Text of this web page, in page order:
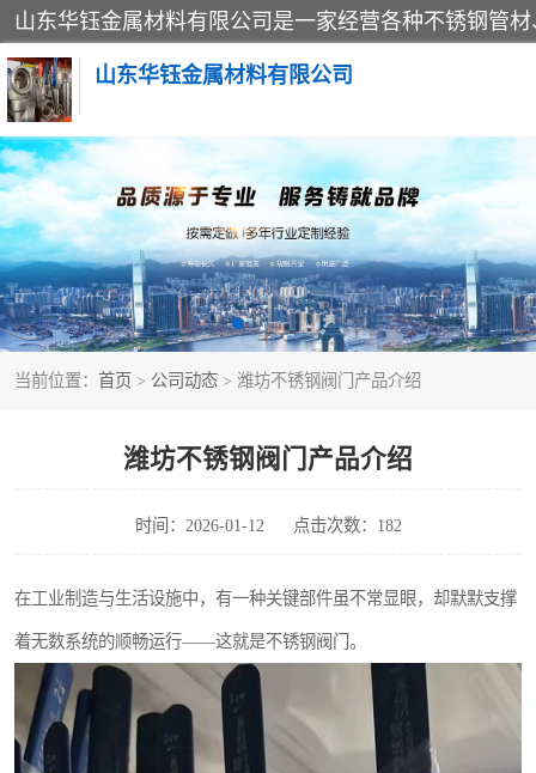
山东华钰金属材料有限公司
当前位置： 首页 > 公司动态 > 潍坊不锈钢阀门产品介绍
潍坊不锈钢阀门产品介绍
时间：2026-01-12 点击次数：182
在工业制造与生活设施中，有一种关键部件虽不常显眼，却默默支撑
着无数系统的顺畅运行——这就是不锈钢阀门。
不锈钢管
管件标准件
不锈钢人孔
不锈钢角钢